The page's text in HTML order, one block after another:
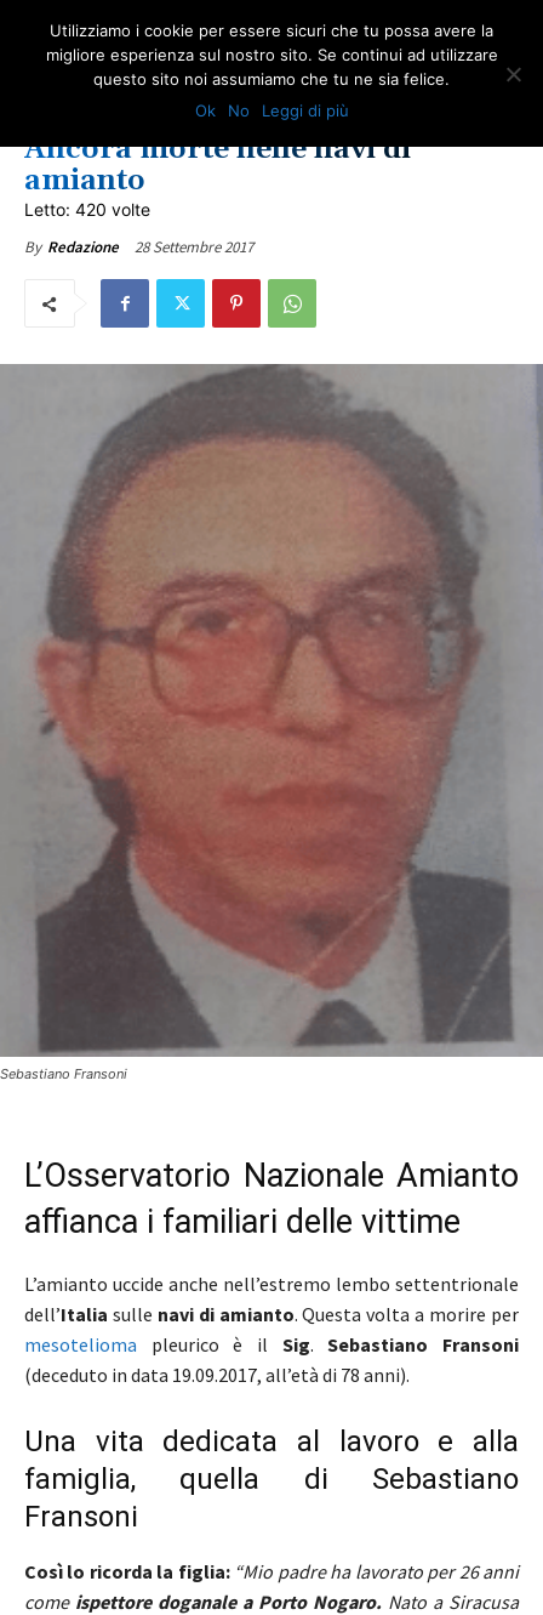
COMUNICATI ONA
NEWS VITTIME DEL DOVERE
Ancora morte nelle navi di
amianto
Letto: 420 volte
By Redazione 28 Settembre 2017
Sebastiano Fransoni
L’Osservatorio Nazionale Amianto
affianca i familiari delle vittime
L’amianto uccide anche nell’estremo lembo settentrionale
dell’Italia sulle navi di amianto. Questa volta a morire per
mesotelioma pleurico è il Sig.Sebastiano Fransoni
(deceduto in data 19.09.2017, all’età di 78 anni).
Una vita dedicata al lavoro e alla
famiglia, quella di Sebastiano
Fransoni
Così lo ricorda la figlia: “Mio padre ha lavorato per 26 anni
come ispettore doganale a Porto Nogaro. Nato a Siracusa
Utilizziamo i cookie per essere sicuri che tu possa avere la
migliore esperienza sul nostro sito. Se continui ad utilizzare
questo sito noi assumiamo che tu ne sia felice.
Ok
No Leggi di più